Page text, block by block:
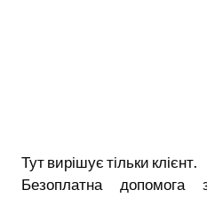
Тут вирішує тільки клієнт.
Безоплатна допомога